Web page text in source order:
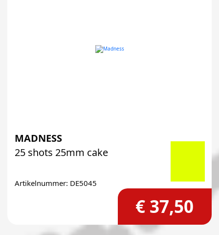
MADNESS
25 shots 25mm cake
Artikelnummer: DE5045
€ 37,50